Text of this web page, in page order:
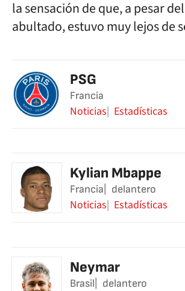
la sensación de que, a pesar
abultado, estuvo muy lejos de
PSG
Francia
Noticias Estadísticas
Kylian Mbappe
Francia delantero
Noticias Estadísticas
Neymar
Brasil delantero